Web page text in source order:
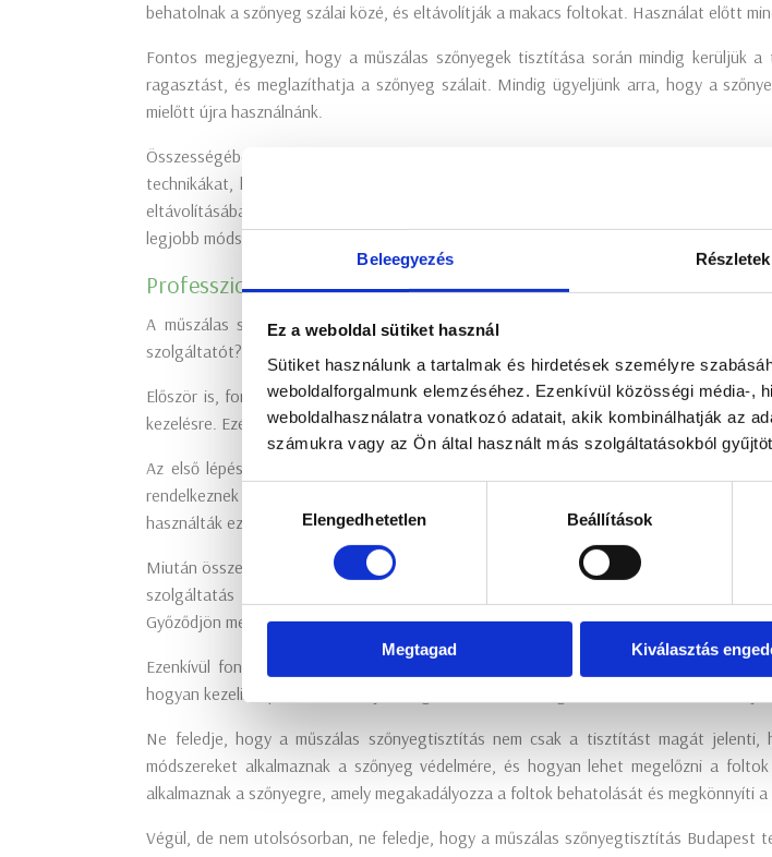
Beleegyezés Részletek
Ez a weboldal sütiket használ
Sütiket használunk a tartalmak és hirdetések személyre
weboldalforgalmunk elemzéséhez. Ezenkívül közösségi média-,
weboldalhasználatra vonatkozó adatait, akik kombinálhatják az
számukra vagy az Ön által használt más szolgáltatásokból
kiválasztásaElengedhetetlen Beállítások
Megtagad Kiválasztás
behatolnak a szőnyeg szálai közé, és eltávolítják a makacs foltokat. Használat előtt
Fontos megjegyezni, hogy a műszálas szőnyegek tisztítása során mindig
ragasztást, és meglazíthatja a szőnyeg szálait. Mindig ügyeljünk arra, hogy a
mielőtt újra használnánk.
Összességében tehát számos hatékony módszer létezik a műszálas szőnyegek
technikákat, könnyedén megszabadulhatunk a makacs foltoktól. Budapest legjobb
eltávolításában, és visszaadhatja szőnyegének a friss és tiszta megjelenést. Ne
legjobb módszerekkel!
Professzionális műszálas szőnyegtisztítás Budapest területén –
A műszálas szőnyegtisztítás Budapest területén fontos feladat, amelyet csak
szolgáltatót? Ebben a cikkben áttekintjük a legfontosabb szempontokat, amelyek
Először is, fontos megérteni, hogy a műszálas szőnyegek speciális tisztítást
kezelésre. Ezért elengedhetetlen, hogy olyan szolgáltatót válasszunk, aki
Az első lépés az, hogy kutatást végezzünk a különböző szolgáltatók között.
rendelkeznek jó hírnévvel a területen. Olvasson véleményeket és értékeléseket
használták ezeket a szolgáltatásokat.
Miután összegyűjtött néhány potenciális szolgáltatót, vegye fel velük a kapcsolatot,
szolgáltatás minőségét is. Kérdezze meg, hogy milyen módszereket alkalmaznak a
Győződjön meg arról, hogy a szolgáltató rendelkezik a megfelelő felszereléssel és
Ezenkívül fontos megérteni a szolgáltatók által kínált garanciákat és
hogyan kezelik a panaszokat. A jó szolgáltatók általában garanciát vállalnak a
Ne feledje, hogy a műszálas szőnyegtisztítás nem csak a tisztítást magát
módszereket alkalmaznak a szőnyeg védelmére, és hogyan lehet megelőzni a
alkalmaznak a szőnyegre, amely megakadályozza a foltok behatolását és megkönnyíti
Végül, de nem utolsósorban, ne feledje, hogy a műszálas szőnyegtisztítás